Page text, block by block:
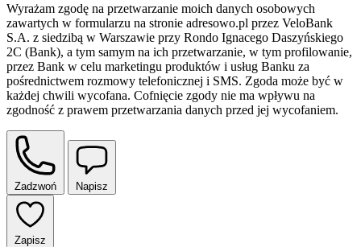
Wyrażam zgodę na przetwarzanie moich danych osobowych
zawartych w formularzu na stronie adresowo.pl przez VeloBank
S.A. z siedzibą w Warszawie przy Rondo Ignacego Daszyńskiego
2C (Bank), a tym samym na ich przetwarzanie, w tym profilowanie,
przez Bank w celu marketingu produktów i usług Banku za
pośrednictwem rozmowy telefonicznej i SMS. Zgoda może być w
każdej chwili wycofana. Cofnięcie zgody nie ma wpływu na
zgodność z prawem przetwarzania danych przed jej wycofaniem.
Zadzwoń Napisz
Zapisz